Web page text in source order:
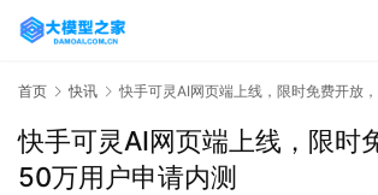
首页 快讯 快手可灵AI网页端上线，限时免费开放
快手可灵AI网页端上线，限时
50万用户申请内测